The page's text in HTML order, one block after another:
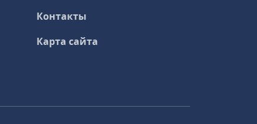
Контакты
Карта сайта